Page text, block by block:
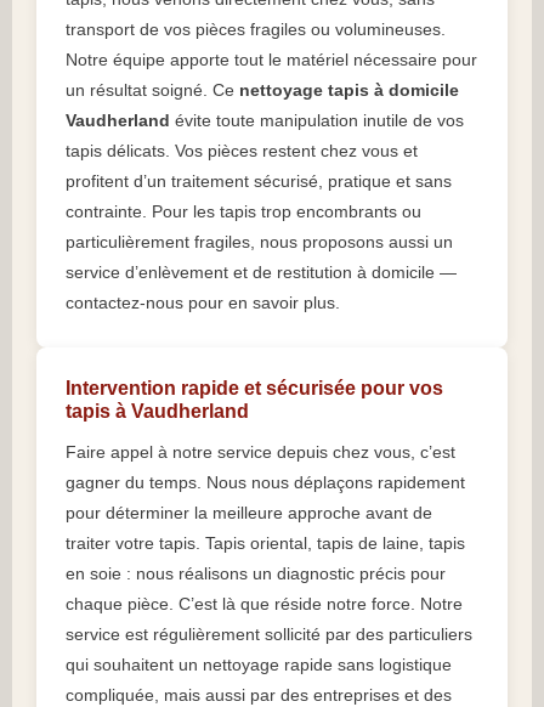
transport de vos pièces fragiles ou volumineuses.
Notre équipe apporte tout le matériel nécessaire pour
un résultat soigné. Ce nettoyage tapis à domicile
Vaudherland évite toute manipulation inutile de vos
tapis délicats. Vos pièces restent chez vous et
profitent d’un traitement sécurisé, pratique et sans
contrainte. Pour les tapis trop encombrants ou
particulièrement fragiles, nous proposons aussi un
service d’enlèvement et de restitution à domicile —
contactez-nous pour en savoir plus.
Intervention rapide et sécurisée pour vos
tapis à Vaudherland
Faire appel à notre service depuis chez vous, c’est
gagner du temps. Nous nous déplaçons rapidement
pour déterminer la meilleure approche avant de
traiter votre tapis. Tapis oriental, tapis de laine, tapis
en soie : nous réalisons un diagnostic précis pour
chaque pièce. C’est là que réside notre force. Notre
service est régulièrement sollicité par des particuliers
qui souhaitent un nettoyage rapide sans logistique
compliquée, mais aussi par des entreprises et des